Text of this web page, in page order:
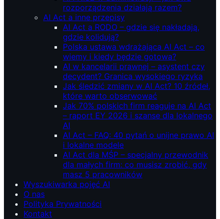
rozporządzenia działają razem?
AI Act a inne przepisy
AI Act a RODO – gdzie się nakładają,
gdzie kolidują?
Polska ustawa wdrażająca AI Act – co
wiemy i kiedy będzie gotowa?
AI w kancelarii prawnej – asystent czy
decydent? Granica wysokiego ryzyka
Jak śledzić zmiany w AI Act? 10 źródeł,
które warto obserwować
Jak 70% polskich firm reaguje na AI Act
– raport EY 2026 i szanse dla lokalnego
AI
AI Act – FAQ: 40 pytań o unijne prawo AI
i lokalne modele
AI Act dla MŚP – specjalny przewodnik
dla małych firm: co musisz zrobić, gdy
masz 5 pracowników
Wyszukiwarka pojęć AI
O nas
Polityka Prywatności
Kontakt